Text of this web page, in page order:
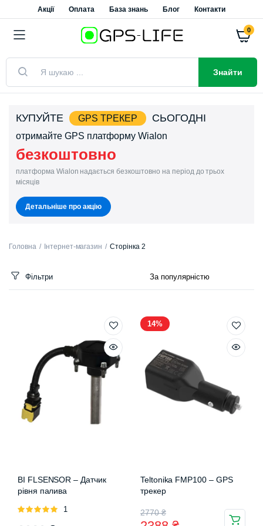
Акції Оплата База знань Блог Контакти
0
Пошук
товарів
Знайти
КУПУЙТЕ GPS ТРЕКЕР СЬОГОДНІ
отримайте GPS платформу Wialon
безкоштовно
платформа Wialon надається безкоштовно на період до трьох
місяців
Детальніше про акцію
Головна Інтернет-магазин Сторінка 2
Фільтри
BI FLSENSOR – Датчик
рівня палива
Оцінено
1
14%
Teltonika FMP100 – GPS
трекер
2770₴
Оригінальна
Поточна